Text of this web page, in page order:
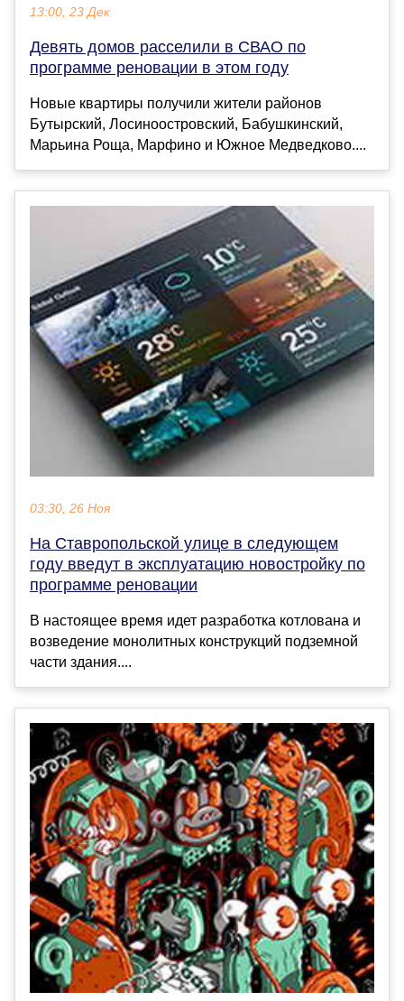
13:00, 23 Дек
Девять домов расселили в СВАО по
программе реновации в этом году
Новые квартиры получили жители районов
Бутырский, Лосиноостровский, Бабушкинский,
Марьина Роща, Марфино и Южное Медведково....
03:30, 26 Ноя
На Ставропольской улице в следующем
году введут в эксплуатацию новостройку по
программе реновации
В настоящее время идет разработка котлована и
возведение монолитных конструкций подземной
части здания....